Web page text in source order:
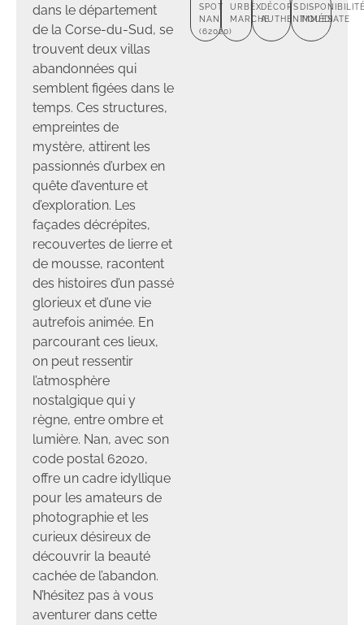
dans le département
de la Corse-du-Sud, se
trouvent deux villas
abandonnées qui
semblent figées dans le
temps. Ces structures,
empreintes de
mystère, attirent les
passionnés d’urbex en
quête d’aventure et
d’exploration. Les
façades décrépites,
recouvertes de lierre et
de mousse, racontent
des histoires d’un passé
glorieux et d’une vie
autrefois animée. En
parcourant ces lieux,
on peut ressentir
l’atmosphère
nostalgique qui y
règne, entre ombre et
lumière. Nan, avec son
code postal 62020,
offre un cadre idyllique
pour les amateurs de
photographie et les
curieux désireux de
découvrir la beauté
cachée de l’abandon.
N’hésitez pas à vous
aventurer dans cette
SPOT
NAN
(62020)
URBEX
MARCHE
DÉCORS
AUTHENTIQUES
IMMÉDIATE